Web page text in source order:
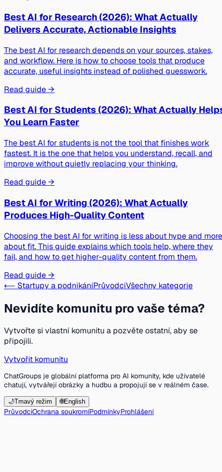
Best AI for Research (2026): What Actually
Delivers Accurate, Actionable Insights
The best AI for research depends on your sources, stakes,
and workflow. Here is how to choose tools that produce
accurate, useful insights instead of polished guesswork.
Read guide →
Best AI for Students (2026): What Actually
You Learn Faster
The best AI for students is not the tool that finishes work
fastest. It is the one that helps you understand, recall, and
improve without quietly replacing your thinking.
Read guide →
Best AI for Writing (2026): What Actually
Produces High-Quality Content
Choosing the best AI for writing is less about hype and more
about fit. This guide explains which tools help, where they
fail, and how to get higher-quality content from them.
Read guide →
⟵ Startupy a podnikáníPrůvodciVšechny kategorie
Nevidíte komunitu pro vaše téma?
Vytvořte si vlastní komunitu a pozvěte ostatní, aby se
připojili.
Vytvořit komunitu
ChatGroups je globální platforma pro AI komunity, kde uživatelé
chatují, vytvářejí obrázky a hudbu a propojují se v reálném čase.
🌙Tmavý režim 🌐English
PrůvodciOchrana soukromíPodmínkyProhlášení